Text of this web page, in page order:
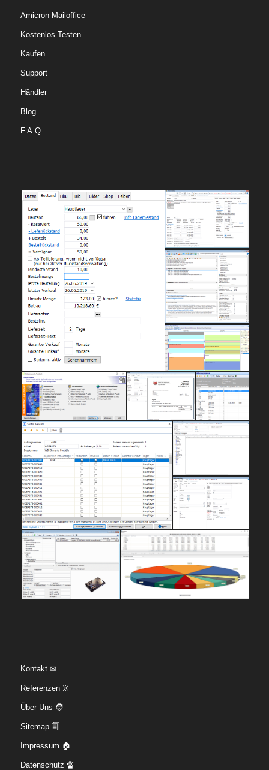
Amicron Mailoffice
Kostenlos Testen
Kaufen
Support
Händler
Blog
F.A.Q.
Kontakt ✉
Referenzen ※
Über Uns 🧑
Sitemap 🗐
Impressum 🏠
Datenschutz 🔏